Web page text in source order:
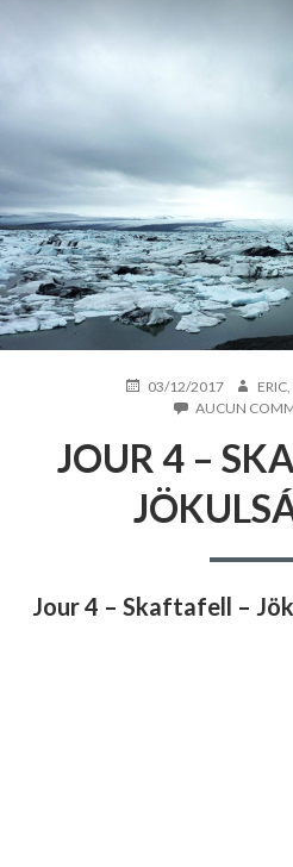
PUBLIÉ03/12/2017 AUTEUR
AUCUN
JOUR 4 –
Jour 4 – Skaftafell –